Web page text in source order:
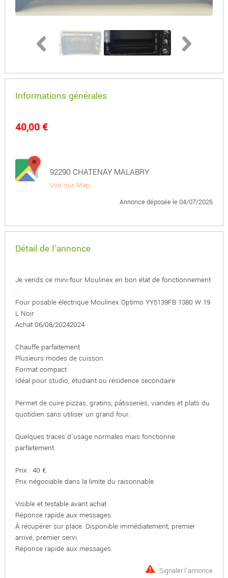
Informations générales
40,00 €
92290 CHATENAY MALABRY
Voir sur Map
Annonce déposée le 04/07/2026
Détail de l'annonce
Je vends ce mini-four Moulinex en bon état de fonctionnement
:
Four posable électrique Moulinex Optimo YY5139FB 1380 W 19
L Noir
Achat 06/08/20242024
Chauffe parfaitement
Plusieurs modes de cuisson
Format compact
Idéal pour studio, étudiant ou résidence secondaire
Permet de cuire pizzas, gratins, pâtisseries, viandes et plats du
quotidien sans utiliser un grand four.
Quelques traces d'usage normales mais fonctionne
parfaitement.
Prix : 40 €
Prix négociable dans la limite du raisonnable.
Visible et testable avant achat.
Réponse rapide aux messages.
À récupérer sur place. Disponible immédiatement, premier
arrivé, premier servi.
Réponse rapide aux messages.
Signaler l'annonce